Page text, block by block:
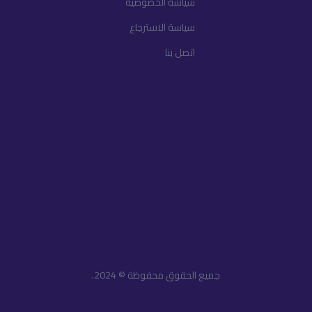
سياسة الاسترجاع
اتصل بنا
جميع الحقوق محفوظة © 2024.